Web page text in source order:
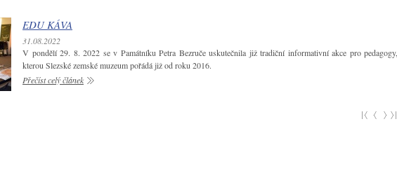
EDU KÁVA
31.08.2022
V pondělí 29. 8. 2022 se v Památníku Petra Bezruče uskutečnila již tradiční informativní akce pro pedagogy,
kterou Slezské zemské muzeum pořádá již od roku 2016.
Přečíst celý článek